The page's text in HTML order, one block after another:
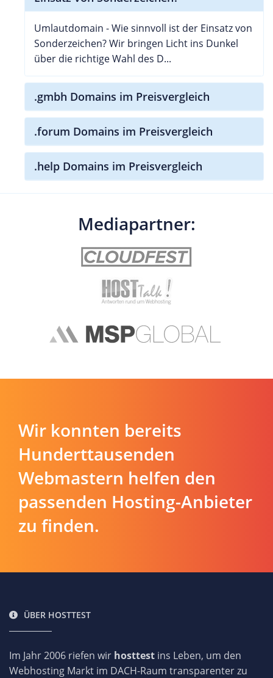
Umlautdomain - Wie sinnvoll ist der Einsatz von
Sonderzeichen? Wir bringen Licht ins Dunkel
über die richtige Wahl des D...
.gmbh Domains im Preisvergleich
.forum Domains im Preisvergleich
.help Domains im Preisvergleich
Mediapartner:
Wir konnten bereits
Hunderttausenden
Webmastern helfen den
passenden Hosting-Anbieter
zu finden.
ÜBER HOSTTEST
Im Jahr 2006 riefen wir hosttest ins Leben, um den
Webhosting Markt im DACH-Raum transparenter zu